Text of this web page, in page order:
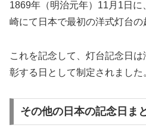
1869年（明治元年）11月1日
崎にて日本で最初の洋式灯台の
これを記念して、灯台記念日
彰する日として制定されました
その他の日本の記念日ま